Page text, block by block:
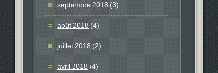
septembre 2018 (3)
août 2018 (4)
juillet 2018 (2)
avril 2018 (4)